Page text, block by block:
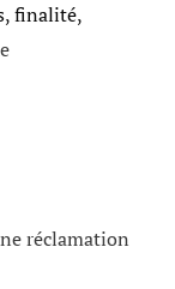
finalité,
réclamation